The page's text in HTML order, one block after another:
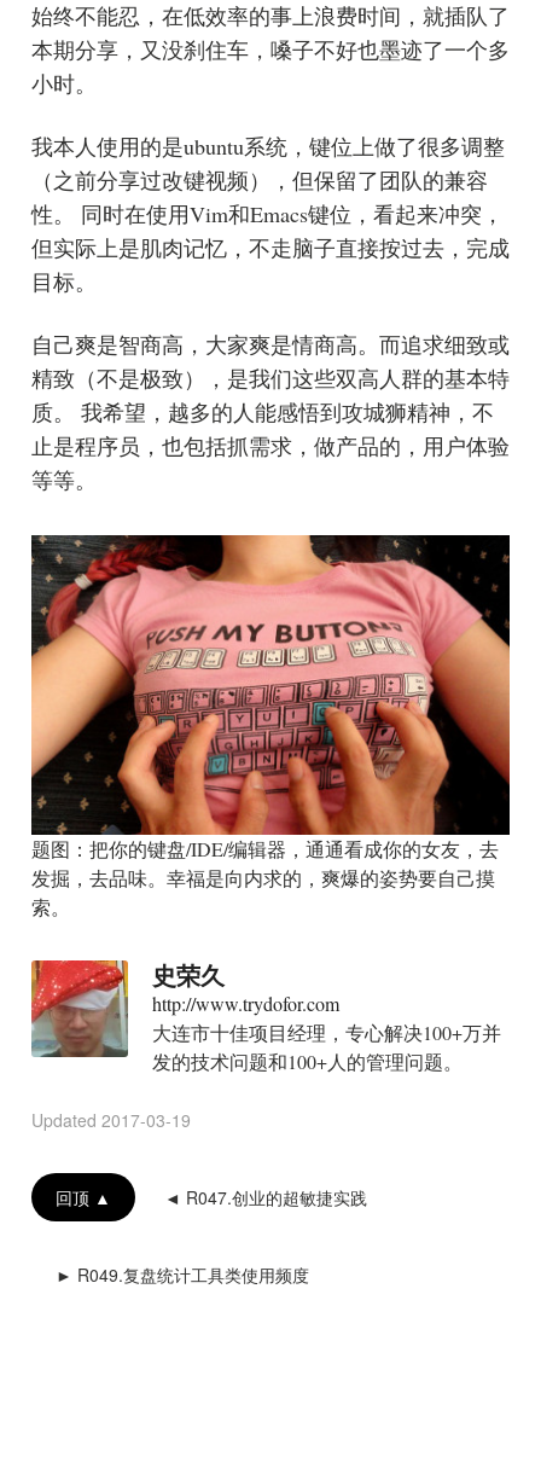
始终不能忍，在低效率的事上浪费时间，就插队了
本期分享，又没刹住车，嗓子不好也墨迹了一个多
小时。
我本人使用的是ubuntu系统，键位上做了很多调整
（之前分享过改键视频），但保留了团队的兼容
性。 同时在使用Vim和Emacs键位，看起来冲突，
但实际上是肌肉记忆，不走脑子直接按过去，完成
目标。
自己爽是智商高，大家爽是情商高。而追求细致或
精致（不是极致），是我们这些双高人群的基本特
质。 我希望，越多的人能感悟到攻城狮精神，不
止是程序员，也包括抓需求，做产品的，用户体验
等等。
题图：把你的键盘/IDE/编辑器，通通看成你的女友，去
发掘，去品味。幸福是向内求的，爽爆的姿势要自己摸
索。
史荣久
http://www.trydofor.com
大连市十佳项目经理，专心解决100+万并
发的技术问题和100+人的管理问题。
Updated 2017-03-19
回顶 ▲ ◄ R047.创业的超敏捷实践
► R049.复盘统计工具类使用频度